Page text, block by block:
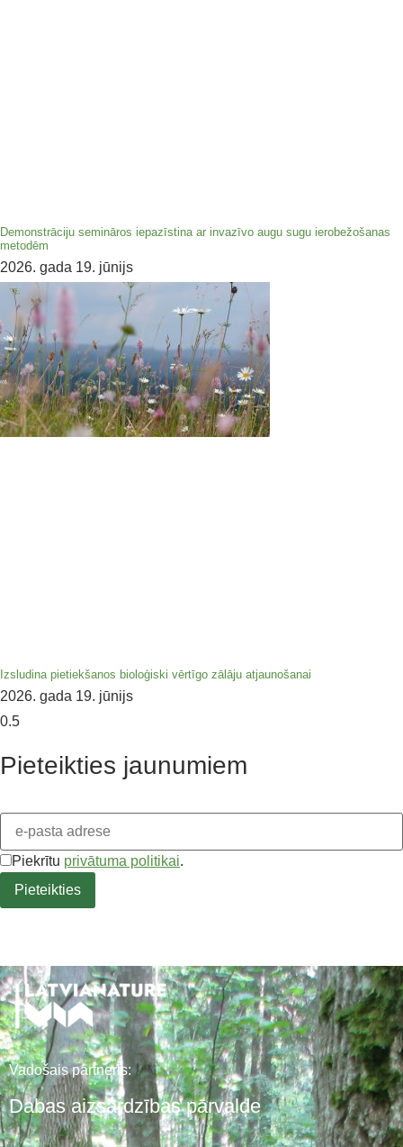
Demonstrāciju semināros iepazīstina ar invazīvo augu sugu ierobežošanas
metodēm
2026. gada 19. jūnijs
Izsludina pietiekšanos bioloģiski vērtīgo zālāju atjaunošanai
2026. gada 19. jūnijs
Pieteikties jaunumiem
Piekrītu privātuma politikai.
Vadošais partneris:
Dabas aizsardzības pārvalde